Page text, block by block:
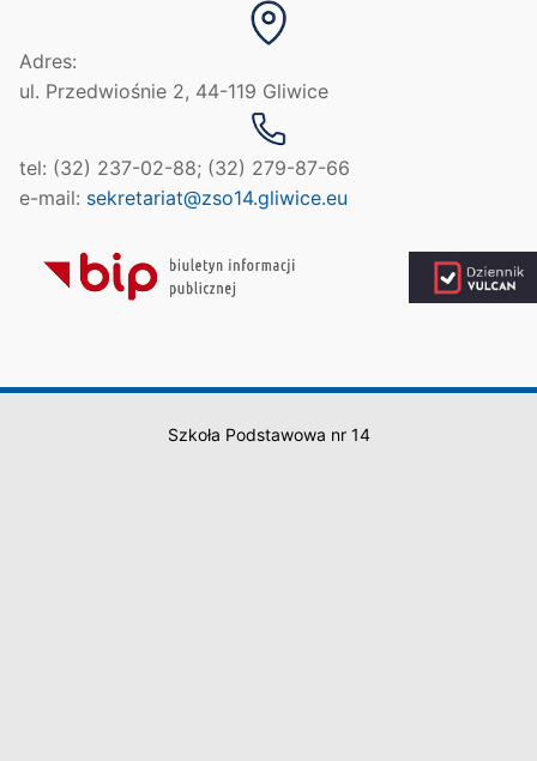
Adres:
ul. Przedwiośnie 2, 44-119 Gliwice
tel: (32) 237-02-88; (32) 279-87-66
e-mail: sekretariat@zso14.gliwice.eu
Szkoła Podstawowa nr 14